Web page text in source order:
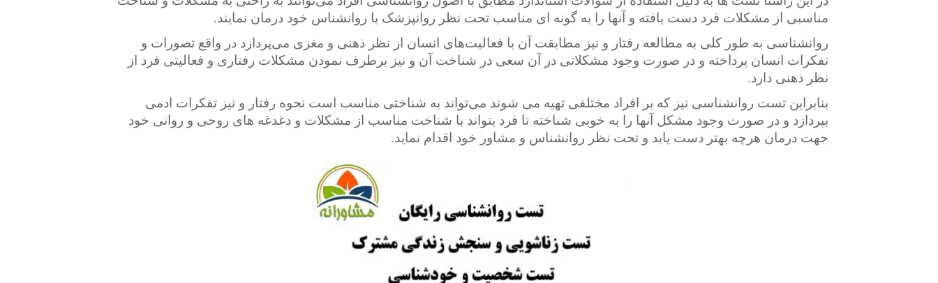
مناسبی از مشکلات فرد دست یافته و آنها را به گونه ای مناسب تحت نظر روانپزشک یا روانشناس خود درمان نمایند.
روانشناسی به طور کلی به مطالعه رفتار و نیز مطابقت آن با فعالیت‌های انسان از نظر ذهنی و مغزی می‌پردازد در واقع تصورات و
تفکرات انسان پرداخته و در صورت وجود مشکلاتی در آن سعی در شناخت آن و نیز برطرف نمودن مشکلات رفتاری و فعالیتی فرد از
نظر ذهنی دارد.
بنابراین تست روانشناسی نیز که بر افراد مختلفی تهیه می شوند می‌تواند به شناختی مناسب است نحوه رفتار و نیز تفکرات ادمی
بپردازد و در صورت وجود مشکل آنها را به خوبی شناخته تا فرد بتواند با شناخت مناسب از مشکلات و دغدغه های روحی و روانی خود
جهت درمان هرچه بهتر دست یابد و تحت نظر روانشناس و مشاور خود اقدام نماید.